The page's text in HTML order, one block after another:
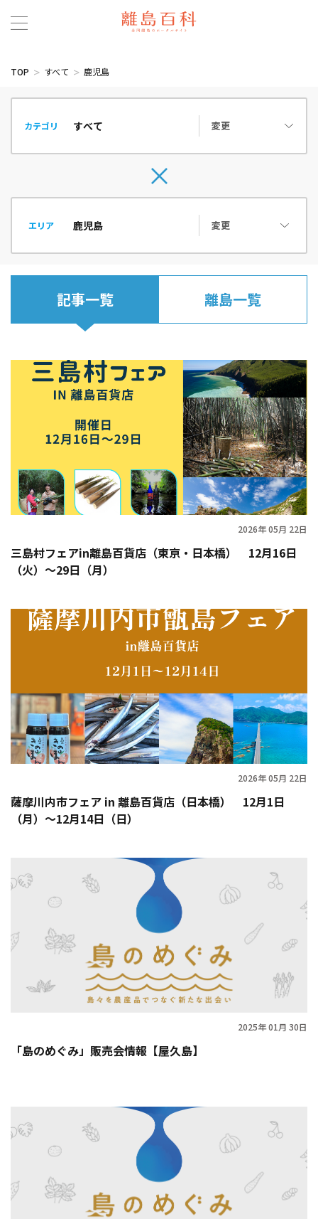
TOP すべて 鹿児島
カテゴリ 変更
エリア 変更
記事一覧 離島一覧
2026年 05月 22日
三島村フェアin離島百貨店（東京・日本橋） 12月16日
（火）〜29日（月）
2026年 05月 22日
薩摩川内市フェア in 離島百貨店（日本橋） 12月1日
（月）～12月14日（日）
2025年 01月 30日
「島のめぐみ」販売会情報【屋久島】